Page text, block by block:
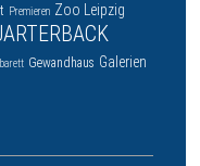
Premieren Zoo Leipzig
Gewandhaus Galerien